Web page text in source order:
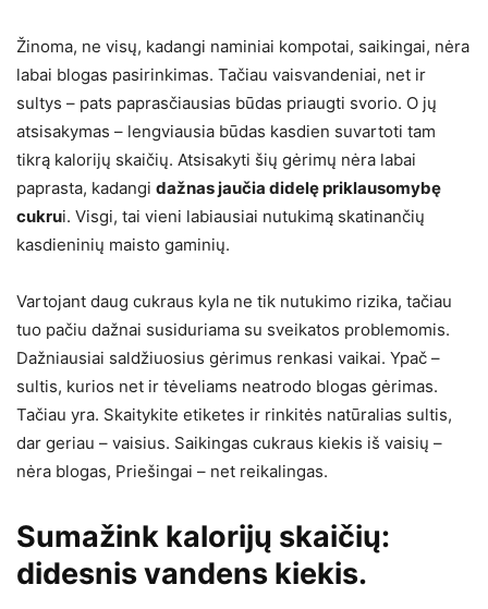
Žinoma, ne visų, kadangi naminiai kompotai, saikingai, nėra
labai blogas pasirinkimas. Tačiau vaisvandeniai, net ir
sultys – pats paprasčiausias būdas priaugti svorio. O jų
atsisakymas – lengviausia būdas kasdien suvartoti tam
tikrą kalorijų skaičių. Atsisakyti šių gėrimų nėra labai
paprasta, kadangi dažnas jaučia didelę priklausomybę
cukrui. Visgi, tai vieni labiausiai nutukimą skatinančių
kasdieninių maisto gaminių.
Vartojant daug cukraus kyla ne tik nutukimo rizika, tačiau
tuo pačiu dažnai susiduriama su sveikatos problemomis.
Dažniausiai saldžiuosius gėrimus renkasi vaikai. Ypač –
sultis, kurios net ir tėveliams neatrodo blogas gėrimas.
Tačiau yra. Skaitykite etiketes ir rinkitės natūralias sultis,
dar geriau – vaisius. Saikingas cukraus kiekis iš vaisių –
nėra blogas, Priešingai – net reikalingas.
Sumažink kalorijų skaičių:
didesnis vandens kiekis.